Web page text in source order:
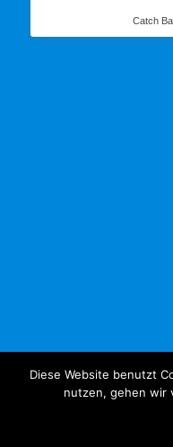
Catch
Diese Website benutzt
nutzen, gehen wir